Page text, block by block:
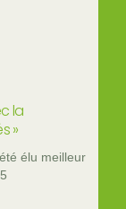
la
»
élu meilleur